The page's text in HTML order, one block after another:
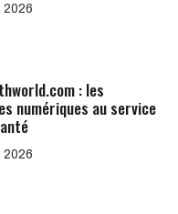
2026
: les
numériques au service
2026